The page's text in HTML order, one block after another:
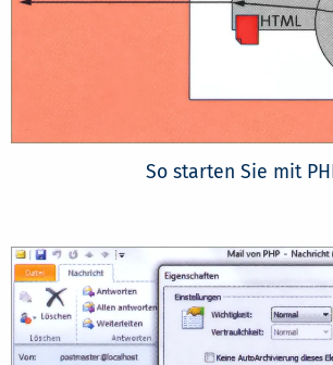
So starten Sie mit